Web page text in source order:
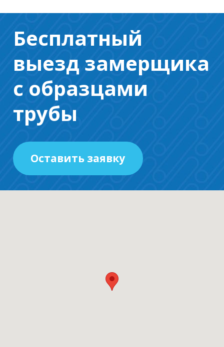
Бесплатный
выезд замерщика
с образцами
трубы
Оставить заявку